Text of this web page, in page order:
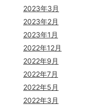
2023年3月
2023年2月
2023年1月
2022年12月
2022年9月
2022年7月
2022年5月
2022年3月